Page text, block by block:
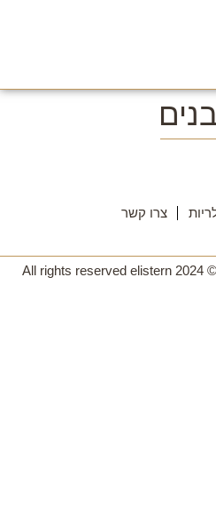
צרו קשר
All rights reserved elistern 2024